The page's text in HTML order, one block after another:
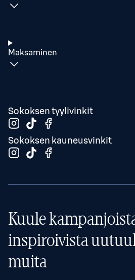
Maksaminen
Sokoksen tyylivinkit
Sokoksen kauneusvinkit
Kuule
inspiroivista
muita